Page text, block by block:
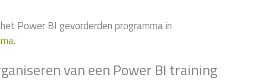
Power BI gevorderden programma in
.
van een Power BI training